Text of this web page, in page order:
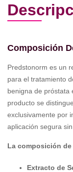
Composición
Predstonorm es un
para el tratamiento
benigna de próstata
producto se
exclusivamente por
aplicación segura
La composición
Extracto de